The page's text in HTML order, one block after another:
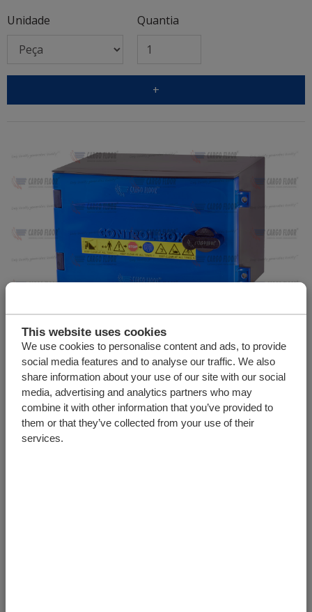
This website uses cookies
We use cookies to personalise content and ads, to provide
social media features and to analyse our traffic. We also
share information about your use of our site with our social
media, advertising and analytics partners who may
combine it with other information that you’ve provided to
them or that they’ve collected from your use of their
services.
Unidade
Quantia
+
Caixa de controlo Cargo Floor excl.
componentes elétricos/suporte de montagem
Número do artigo:6415107
Unidade
Quantia